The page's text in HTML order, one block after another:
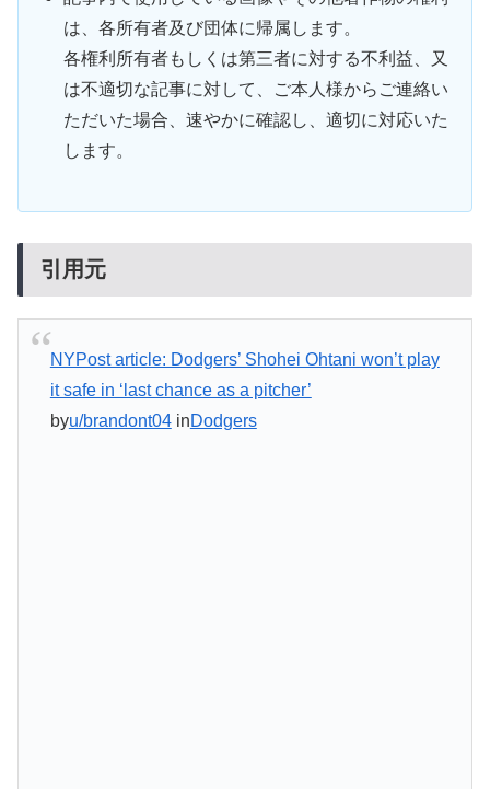
は、各所有者及び団体に帰属します。
各権利所有者もしくは第三者に対する不利益、又
は不適切な記事に対して、ご本人様からご連絡い
ただいた場合、速やかに確認し、適切に対応いた
します。
引用元
NYPost article: Dodgers’ Shohei Ohtani won’t play
it safe in ‘last chance as a pitcher’
byu/brandont04inDodgers